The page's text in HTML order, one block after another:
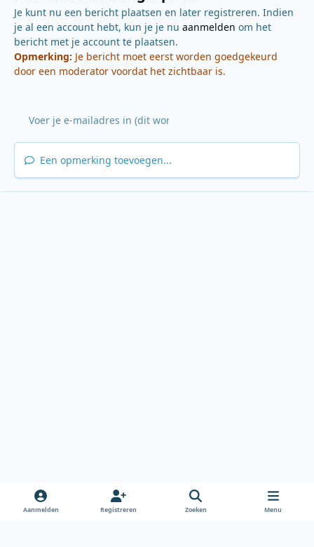
Je kunt nu een bericht plaatsen en later registreren. Indien
je al een account hebt, kun je je nu aanmelden om het
bericht met je account te plaatsen.
Opmerking: Je bericht moet eerst worden goedgekeurd
door een moderator voordat het zichtbaar is.
Een opmerking toevoegen...
Aanmelden Registreren Zoeken Menu